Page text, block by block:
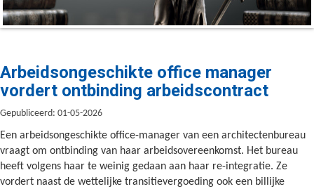
Arbeidsongeschikte office manager
vordert ontbinding arbeidscontract
Gepubliceerd: 01-05-2026
Een arbeidsongeschikte office-manager van een architectenbureau
vraagt om ontbinding van haar arbeidsovereenkomst. Het bureau
heeft volgens haar te weinig gedaan aan haar re-integratie. Ze
vordert naast de wettelijke transitievergoeding ook een billijke